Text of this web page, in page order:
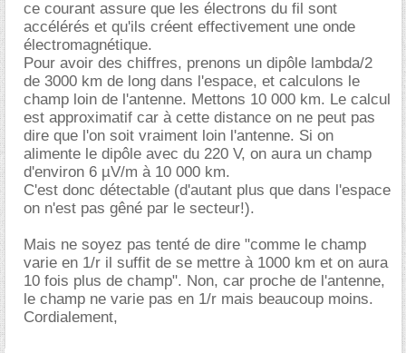
ce courant assure que les électrons du fil sont
accélérés et qu'ils créent effectivement une onde
électromagnétique.
Pour avoir des chiffres, prenons un dipôle lambda/2
de 3000 km de long dans l'espace, et calculons le
champ loin de l'antenne. Mettons 10 000 km. Le calcul
est approximatif car à cette distance on ne peut pas
dire que l'on soit vraiment loin l'antenne. Si on
alimente le dipôle avec du 220 V, on aura un champ
d'environ 6 µV/m à 10 000 km.
C'est donc détectable (d'autant plus que dans l'espace
on n'est pas gêné par le secteur!).
Mais ne soyez pas tenté de dire "comme le champ
varie en 1/r il suffit de se mettre à 1000 km et on aura
10 fois plus de champ". Non, car proche de l'antenne,
le champ ne varie pas en 1/r mais beaucoup moins.
Cordialement,